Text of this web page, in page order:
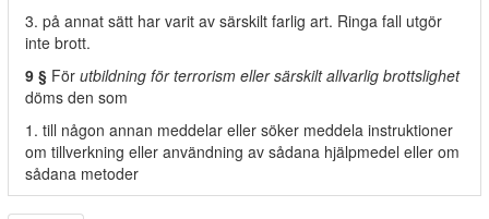
3. på annat sätt har varit av särskilt farlig art. Ringa fall utgör
inte brott.
9 § För utbildning för terrorism eller särskilt allvarlig brottslighet
döms den som
1. till någon annan meddelar eller söker meddela instruktioner
om tillverkning eller användning av sådana hjälpmedel eller om
sådana metoder